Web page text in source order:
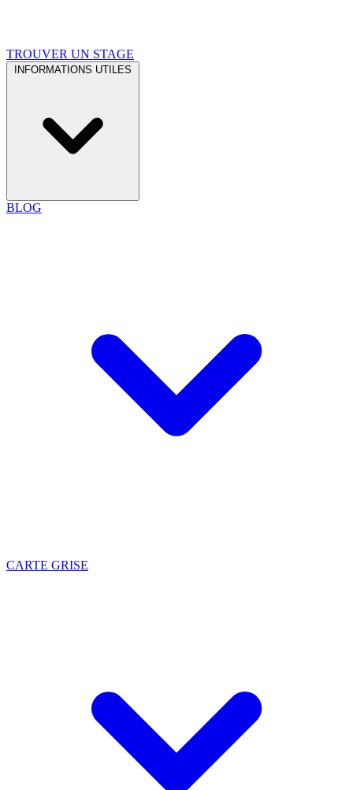
TROUVER UN STAGE
INFORMATIONS UTILES
BLOG
CARTE GRISE